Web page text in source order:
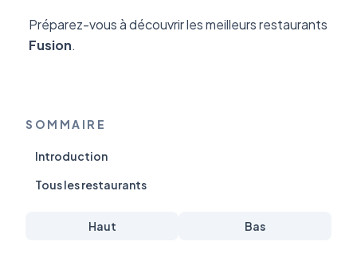
Préparez-vous à découvrir les meilleurs restaurants
Fusion.
SOMMAIRE
Introduction
Tous les restaurants
Haut Bas